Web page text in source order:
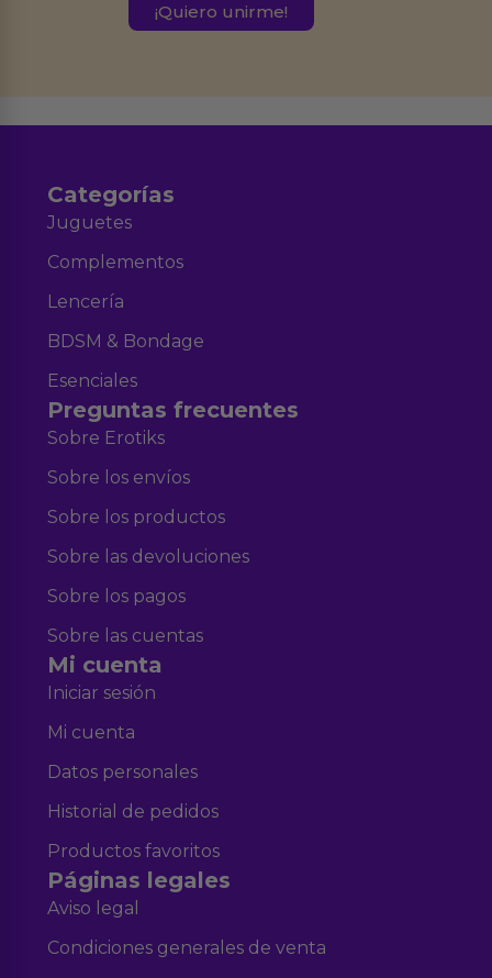
Destinatarios:Ferran Roig Muñoz. Podrás ejercer tus
Categorías
Juguetes
Complementos
Lencería
BDSM & Bondage
Esenciales
Preguntas frecuentes
Sobre Erotiks
Sobre los envíos
Sobre los productos
Sobre las devoluciones
Sobre los pagos
Sobre las cuentas
Mi cuenta
Iniciar sesión
Mi cuenta
Datos personales
Historial de pedidos
Productos favoritos
Páginas legales
Aviso legal
Condiciones generales de venta